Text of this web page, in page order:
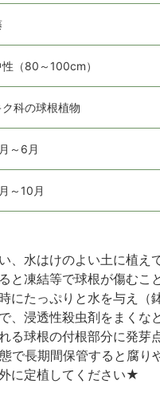
（80～100cm）
ク科の球根植物
～6月
～10月
、水はけのよい土に植
と凍結等で球根が傷む
にたっぷりと水を与え
、浸透性殺虫剤をまくな
る球根の付根部分に発芽
で長期間保管すると腐り
に定植してください★